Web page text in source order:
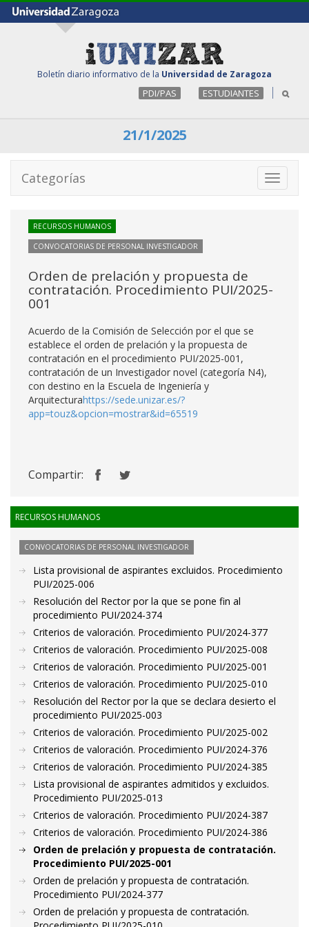
Boletín diario informativo de la Universidad de Zaragoza
PDI/PAS ESTUDIANTES
21/1/2025
Toggle
Categorías
RECURSOS HUMANOS
CONVOCATORIAS DE PERSONAL INVESTIGADOR
Orden de prelación y propuesta de
contratación. Procedimiento PUI/2025-
001
Acuerdo de la Comisión de Selección por el que se
establece el orden de prelación y la propuesta de
contratación en el procedimiento PUI/2025-001,
contratación de un Investigador novel (categoría N4),
con destino en la Escuela de Ingeniería y
Arquitecturahttps://sede.unizar.es/?
app=touz&opcion=mostrar&id=65519
Compartir:
RECURSOS HUMANOS
CONVOCATORIAS DE PERSONAL INVESTIGADOR
Lista provisional de aspirantes excluidos. Procedimiento
PUI/2025-006
Resolución del Rector por la que se pone fin al
procedimiento PUI/2024-374
Criterios de valoración. Procedimiento PUI/2024-377
Criterios de valoración. Procedimiento PUI/2025-008
Criterios de valoración. Procedimiento PUI/2025-001
Criterios de valoración. Procedimiento PUI/2025-010
Resolución del Rector por la que se declara desierto el
procedimiento PUI/2025-003
Criterios de valoración. Procedimiento PUI/2025-002
Criterios de valoración. Procedimiento PUI/2024-376
Criterios de valoración. Procedimiento PUI/2024-385
Lista provisional de aspirantes admitidos y excluidos.
Procedimiento PUI/2025-013
Criterios de valoración. Procedimiento PUI/2024-387
Criterios de valoración. Procedimiento PUI/2024-386
Orden de prelación y propuesta de contratación.
Procedimiento PUI/2025-001
Orden de prelación y propuesta de contratación.
Procedimiento PUI/2024-377
Orden de prelación y propuesta de contratación.